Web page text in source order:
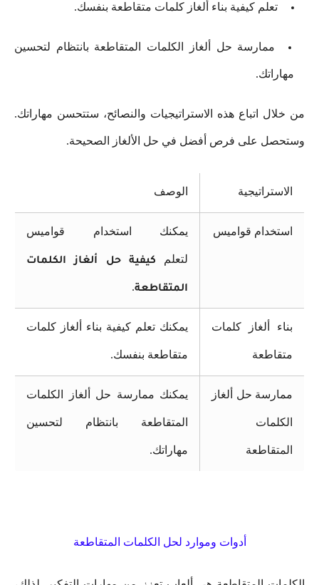
تعلم كيفية بناء ألغاز كلمات متقاطعة بنفسك.
ممارسة حل ألغاز الكلمات المتقاطعة بانتظام لتحسين
مهاراتك.
من خلال اتباع هذه الاستراتيجيات والنصائح، ستتحسن مهاراتك.
وستحصل على فرص أفضل في حل الألغاز الصحيحة.
الاستراتيجية الوصف
استخدام قواميس يمكنك استخدام قواميس
لتعلم كيفية حل ألغاز الكلمات
المتقاطعة.
بناء ألغاز كلمات
متقاطعة
يمكنك تعلم كيفية بناء ألغاز كلمات
متقاطعة بنفسك.
ممارسة حل ألغاز
الكلمات
المتقاطعة
يمكنك ممارسة حل ألغاز الكلمات
المتقاطعة بانتظام لتحسين
مهاراتك.
أدوات وموارد لحل الكلمات المتقاطعة